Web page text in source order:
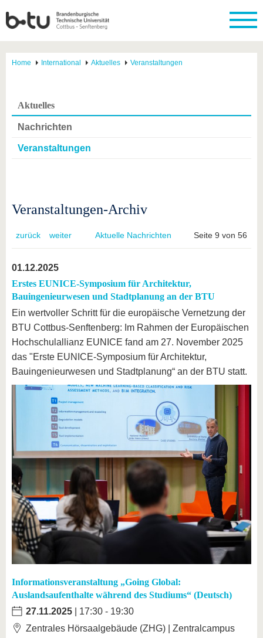
Home International Aktuelles Veranstaltungen
Aktuelles
Nachrichten
Veranstaltungen
Veranstaltungen-Archiv
zurück weiter Aktuelle Nachrichten Seite 9 von 56
01.12.2025
Erstes EUNICE-Symposium für Architektur,
Bauingenieurwesen und Stadtplanung an der BTU
Ein wertvoller Schritt für die europäische Vernetzung der
BTU Cottbus-Senftenberg: Im Rahmen der Europäischen
Hochschulallianz EUNICE fand am 27. November 2025
das "Erste EUNICE-Symposium für Architektur,
Bauingenieurwesen und Stadtplanung“ an der BTU statt.
Informationsveranstaltung „Going Global:
Auslandsaufenthalte während des Studiums“ (Deutsch)
27.11.2025 | 17:30 - 19:30
Zentrales Hörsaalgebäude (ZHG) | Zentralcampus